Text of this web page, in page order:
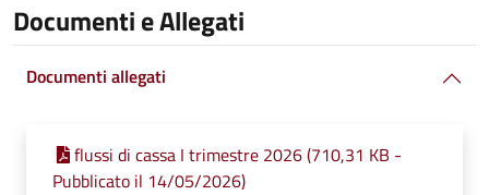
Documenti e Allegati
Documenti allegati
flussi di cassa I trimestre 2026 (710,31 KB -
Pubblicato il 14/05/2026)